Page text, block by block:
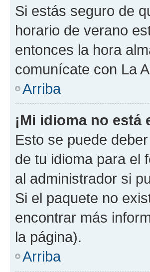
Si estás seguro de
horario de verano
entonces la hora
comunícate con La
Arriba
¡Mi idioma no está
Esto se puede
de tu idioma para el
al administrador si
Si el paquete no
encontrar más
la página).
Arriba